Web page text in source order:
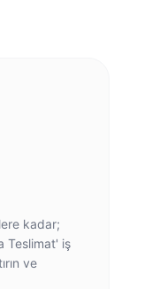
kadar;
Teslimat' iş
ve